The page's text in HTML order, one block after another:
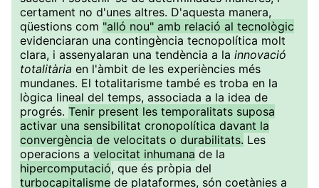
certament no d'unes altres. D'aquesta manera,
qüestions com "alló nou" amb relació al tecnològic
evidenciaran una contingència tecnopolítica molt
clara, i assenyalaran una tendència a la innovació
totalitària en l'àmbit de les experiències més
mundanes. El totalitarisme també es troba en la
lògica lineal del temps, associada a la idea de
progrés. Tenir present les temporalitats suposa
activar una sensibilitat cronopolítica davant la
convergència de velocitats o durabilitats. Les
operacions a velocitat inhumana de la
hipercomputació, que és pròpia del
turbocapitalisme de plataformes, són coetànies a